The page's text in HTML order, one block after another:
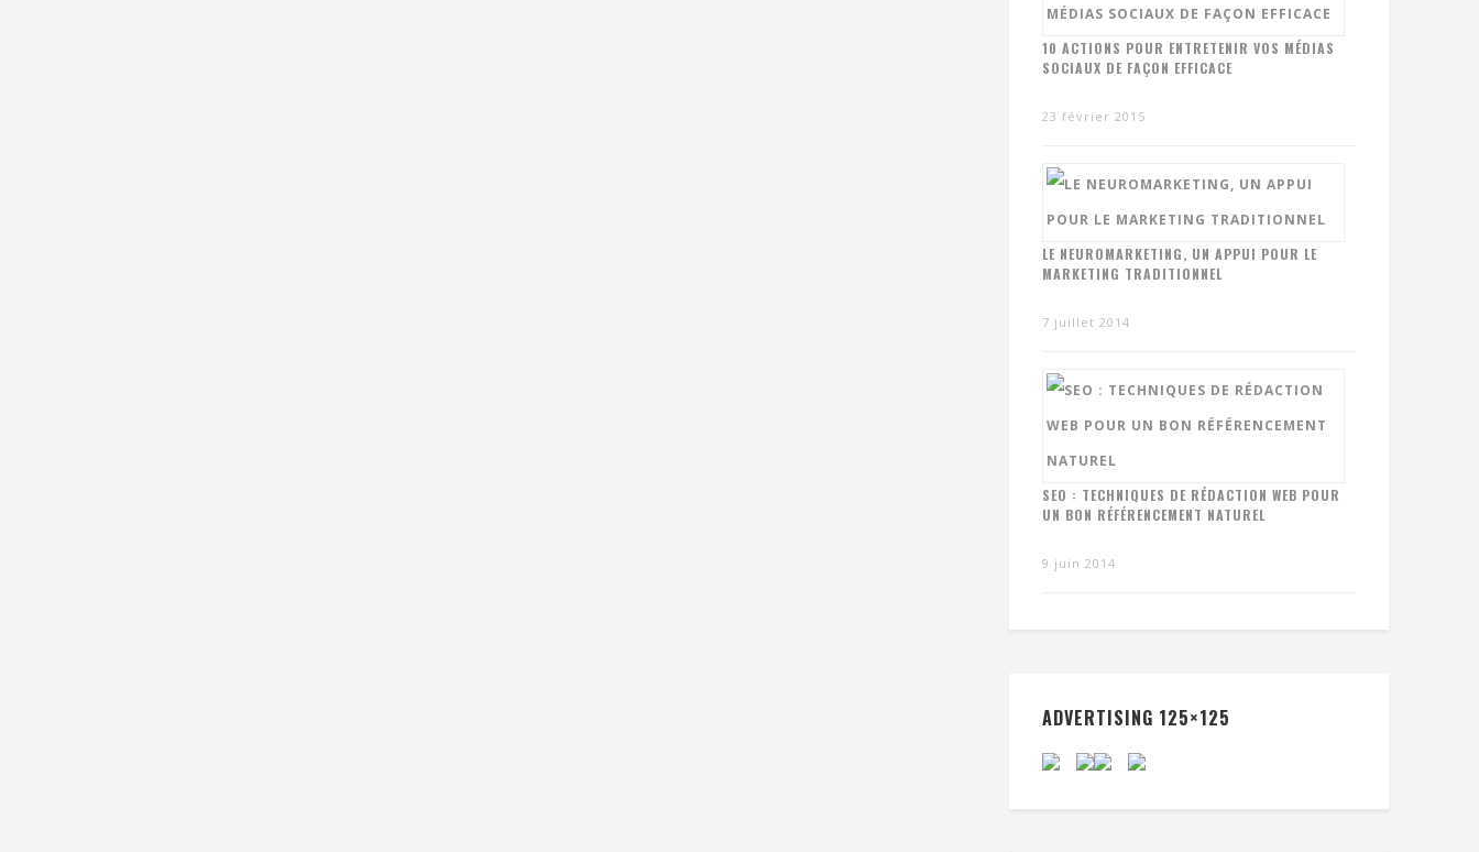
10 ACTIONS POUR ENTRETENIR VOS MÉDIAS
SOCIAUX DE FAÇON EFFICACE
23 février 2015
LE NEUROMARKETING, UN APPUI POUR LE
MARKETING TRADITIONNEL
7 juillet 2014
SEO : TECHNIQUES DE RÉDACTION WEB POUR
UN BON RÉFÉRENCEMENT NATUREL
9 juin 2014
ADVERTISING 125×125